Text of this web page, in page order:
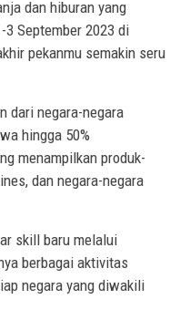
dan hiburan yang
3 September 2023 di
pekanmu semakin seru
dari negara-negara
hingga 50%
menampilkan produk-
dan negara-negara
skill baru melalui
berbagai aktivitas
negara yang diwakili